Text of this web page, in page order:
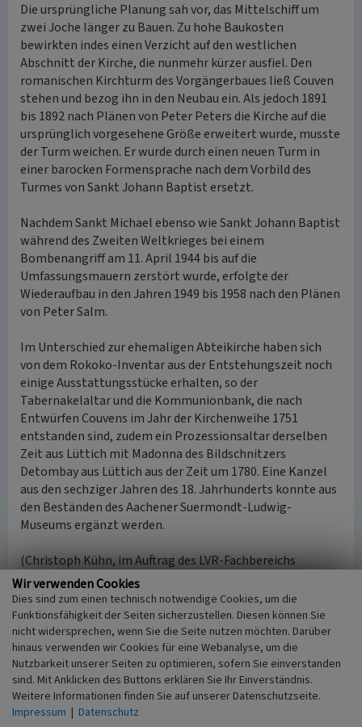
Die ursprüngliche Planung sah vor, das Mittelschiff um
zwei Joche länger zu Bauen. Zu hohe Baukosten
bewirkten indes einen Verzicht auf den westlichen
Abschnitt der Kirche, die nunmehr kürzer ausfiel. Den
romanischen Kirchturm des Vorgängerbaues ließ Couven
stehen und bezog ihn in den Neubau ein. Als jedoch 1891
bis 1892 nach Plänen von Peter Peters die Kirche auf die
ursprünglich vorgesehene Größe erweitert wurde, musste
der Turm weichen. Er wurde durch einen neuen Turm in
einer barocken Formensprache nach dem Vorbild des
Turmes von Sankt Johann Baptist ersetzt.
Nachdem Sankt Michael ebenso wie Sankt Johann Baptist
während des Zweiten Weltkrieges bei einem
Bombenangriff am 11. April 1944 bis auf die
Umfassungsmauern zerstört wurde, erfolgte der
Wiederaufbau in den Jahren 1949 bis 1958 nach den Plänen
von Peter Salm.
Im Unterschied zur ehemaligen Abteikirche haben sich
von dem Rokoko-Inventar aus der Entstehungszeit noch
einige Ausstattungsstücke erhalten, so der
Tabernakelaltar und die Kommunionbank, die nach
Entwürfen Couvens im Jahr der Kirchenweihe 1751
entstanden sind, zudem ein Prozessionsaltar derselben
Zeit aus Lüttich mit Madonna des Bildschnitzers
Detombay aus Lüttich aus der Zeit um 1780. Eine Kanzel
aus den sechziger Jahren des 18. Jahrhunderts konnte aus
den Beständen des Aachener Suermondt-Ludwig-
Museums ergänzt werden.
(Christoph Kühn, im Auftrag des LVR-Fachbereichs
Umwelt, 2012)
Internet
Katholische Pfarrgemeinde St. Gregor von Burtscheid -
Pfarrkirche St. Michael(Abgerufen: 03.02.2015)
St. Michael in der Wikipedie(Abgerufen: 03.02.2015)
Literatur
Wir verwenden Cookies
Dies sind zum einen technisch notwendige Cookies, um die
Funktionsfähigkeit der Seiten sicherzustellen. Diesen können Sie
nicht widersprechen, wenn Sie die Seite nutzen möchten. Darüber
hinaus verwenden wir Cookies für eine Webanalyse, um die
Nutzbarkeit unserer Seiten zu optimieren, sofern Sie einverstanden
sind. Mit Anklicken des Buttons erklären Sie Ihr Einverständnis.
Weitere Informationen finden Sie auf unserer Datenschutzseite.
Impressum | Datenschutz